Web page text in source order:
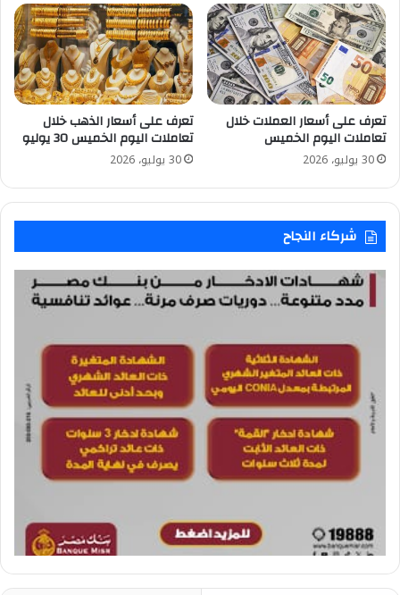
تعرف على أسعار العملات خلال
تعاملات اليوم الخميس
30 يوليو، 2026
تعرف على أسعار الذهب خلال
تعاملات اليوم الخميس 30 يوليو
30 يوليو، 2026
شركاء النجاح